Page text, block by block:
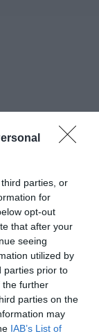
parties, or
for
opt-out
that after your
seeing
utilized by
parties prior to
the further
parties on the
may
IAB’s List of